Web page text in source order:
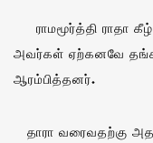
ராமமூர்த்தி ராதா கீழ்
அவர்கள் ஏற்கனவே
ஆரம்பித்தனர்.
தாரா வரைவதற்கு